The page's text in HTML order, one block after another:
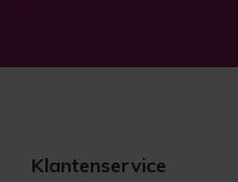
Klantenservice